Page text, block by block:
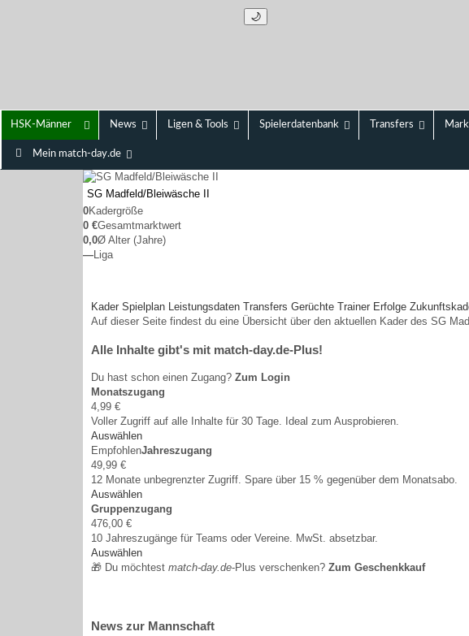
🌙
HSK-Männer News Ligen & Tools Spielerdatenbank Transfers
Mein match-day.de
SG Madfeld/Bleiwäsche II
0Kadergröße
0 €Gesamtmarktwert
0,0Ø Alter (Jahre)
—Liga
Kader Spielplan Leistungsdaten Transfers Gerüchte Trainer Erfolge
Auf dieser Seite findest du eine Übersicht über den aktuellen Kader des SG
Alle Inhalte gibt's mit match-day.de-Plus!
Du hast schon einen Zugang?Zum Login
Monatszugang
4,99 €
Voller Zugriff auf alle Inhalte für 30 Tage. Ideal zum Ausprobieren.
Auswählen
EmpfohlenJahreszugang
49,99 €
12 Monate unbegrenzter Zugriff. Spare über 15 % gegenüber dem Monatsabo.
Auswählen
Gruppenzugang
476,00 €
10 Jahreszugänge für Teams oder Vereine. MwSt. absetzbar.
Auswählen
🎁 Du möchtestmatch-day.de-Plus verschenken?Zum Geschenkkauf
News zur Mannschaft